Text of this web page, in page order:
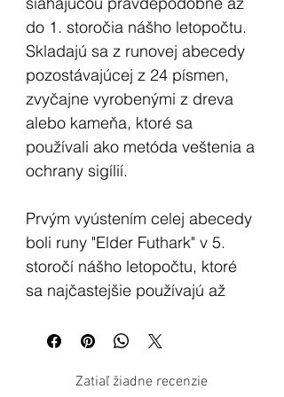
do 1. storočia nášho letopočtu.
Skladajú sa z runovej abecedy
pozostávajúcej z 24 písmen,
zvyčajne vyrobenými z dreva
alebo kameňa, ktoré sa
používali ako metóda veštenia a
ochrany sigílií.
Prvým vyústením celej abecedy
boli runy "Elder Futhark" v 5.
storočí nášho letopočtu, ktoré
sa najčastejšie používajú až
"Younger Futhark" upravené
kmeňmi, ktoré pokračovali až do
Zatiaľ žiadne recenzie